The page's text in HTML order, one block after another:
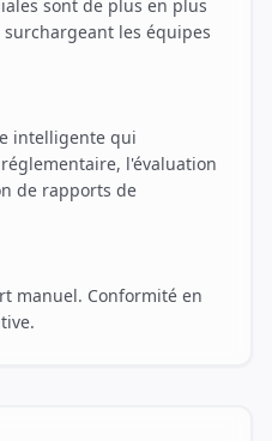
sont de plus en plus
les équipes
intelligente qui
l'évaluation
de rapports de
manuel. Conformité en